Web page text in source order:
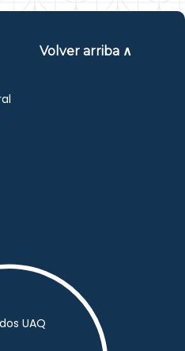
Volver arriba ∧
UAQ